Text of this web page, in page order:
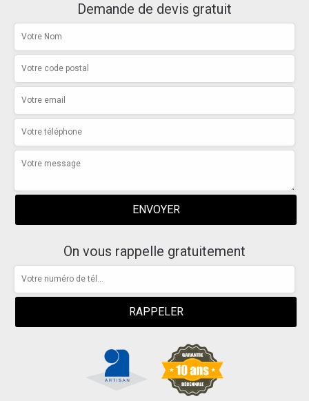
Demande de devis gratuit
On vous rappelle gratuitement